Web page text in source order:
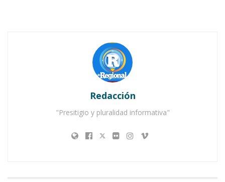
Ahuacatlán celebrá el día de Reyes con rosca y
Buena tarde taurina en Ahuacatlán
Redacción
"Presitigio y pluralidad informativa"